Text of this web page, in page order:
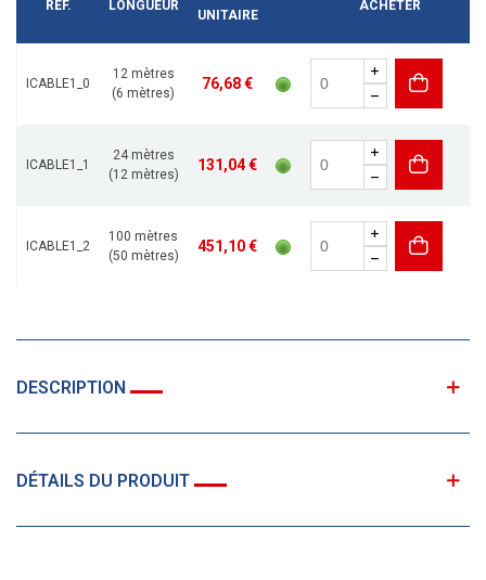
RÉF. LONGUEUR
UNITAIRE
ACHETER
ICABLE1_0
12 mètres
(6 mètres)
76,68 €
ICABLE1_1
24 mètres
(12 mètres)
131,04 €
ICABLE1_2
100 mètres
(50 mètres)
451,10 €
DESCRIPTION
DÉTAILS DU PRODUIT